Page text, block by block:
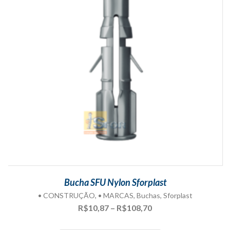
Bucha SFU Nylon Sforplast
• CONSTRUÇÃO, • MARCAS, Buchas, Sforplast
R$10,87 – R$108,70Faixa
preço: